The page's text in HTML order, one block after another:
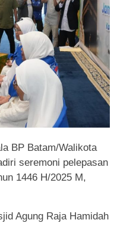
BP Batam/Walikota
seremoni pelepasan
1446 H/2025 M,
Agung Raja Hamidah